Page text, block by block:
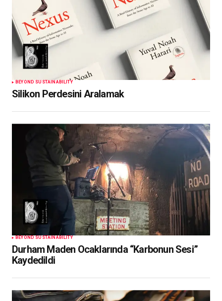
BEYOND SUSTAINABILITY
Silikon Perdesini Aralamak
BEYOND SUSTAINABILITY
Durham Maden Ocaklarında “Karbonun Sesi”
Kaydedildi